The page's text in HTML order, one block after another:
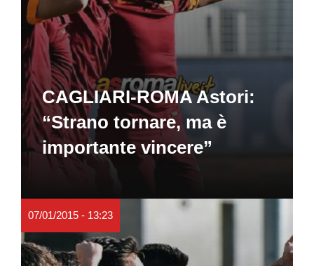
CAGLIARI-ROMA Astori:
“Strano tornare, ma è
importante vincere”
07/01/2015 - 13:23